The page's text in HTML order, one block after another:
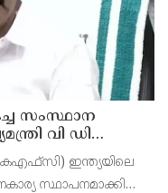
സംസ്ഥാന
വി ഡി
ഇന്ത്യയിലെ
സ്ഥാപനമാക്കി